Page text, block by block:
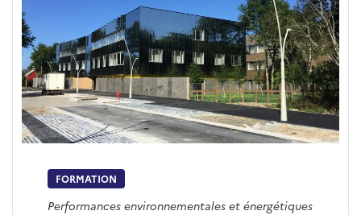
FORMATION
Performances environnementales et énergétiques